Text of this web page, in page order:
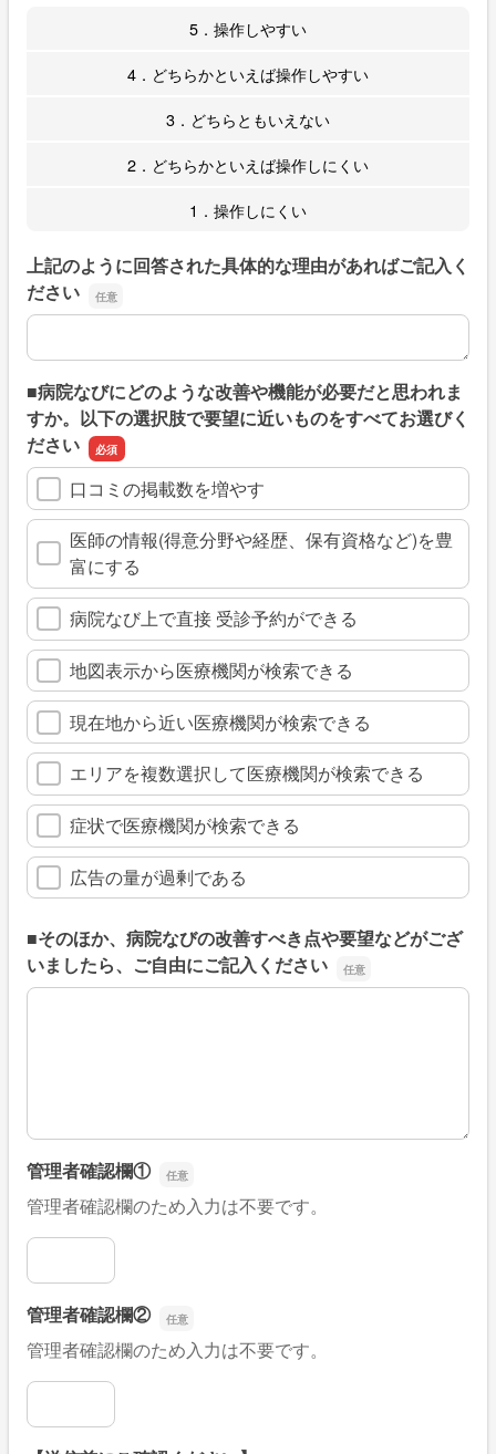
5．操作しやすい
4．どちらかといえば操作しやすい
3．どちらともいえない
2．どちらかといえば操作しにくい
1．操作しにくい
上記のように回答された具体的な理由があればご記入く
ださい
上記のように回答された具体的な理由があればご記入くだ
■病院なびにどのような改善や機能が必要だと思われま
すか。以下の選択肢で要望に近いものをすべてお選びく
ださい
口コミの掲載数を増やす
医師の情報(得意分野や経歴、保有資格など)を豊
富にする
病院なび上で直接 受診予約ができる
地図表示から医療機関が検索できる
現在地から近い医療機関が検索できる
エリアを複数選択して医療機関が検索できる
症状で医療機関が検索できる
広告の量が過剰である
■そのほか、病院なびの改善すべき点や要望などがござ
いましたら、ご自由にご記入ください
■そのほか、病院なびの改善すべき点や要望などがござい
管理者確認欄①
管理者確認欄のため入力は不要です。
管理者確認欄①
管理者確認欄②
管理者確認欄のため入力は不要です。
管理者確認欄②